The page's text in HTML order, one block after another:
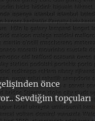
önce
Sevdiğim topçuları